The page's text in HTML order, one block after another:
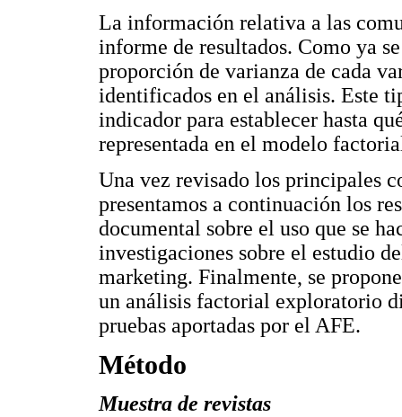
La información relativa a las
informe de resultados. Como ya
proporción de varianza de cada
identificados en el análisis. Este
indicador para establecer hasta
representada en el modelo
Una vez revisado los principales
presentamos a continuación los
documental sobre el uso que se
investigaciones sobre el estudio
marketing. Finalmente, se
un análisis factorial exploratorio
pruebas aportadas por el AFE.
Método
Muestra de revistas